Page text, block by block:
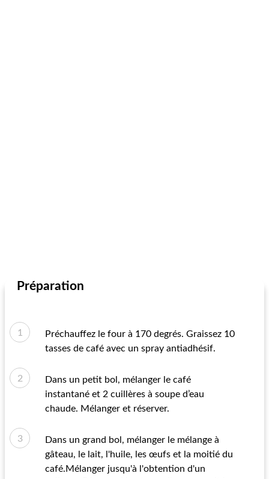
Préparation
Préchauffez le four à 170 degrés. Graissez 10
tasses de café avec un spray antiadhésif.
Dans un petit bol, mélanger le café
instantané et 2 cuillères à soupe d’eau
chaude. Mélanger et réserver.
Dans un grand bol, mélanger le mélange à
gâteau, le lait, l'huile, les œufs et la moitié du
café.Mélanger jusqu'à l'obtention d'un